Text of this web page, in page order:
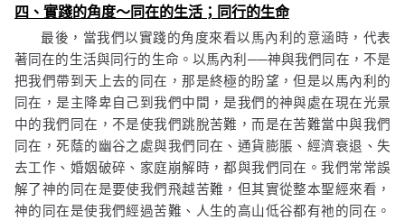
四、實踐的角度～同在的生活；同行的生命
最後，當我們以實踐的角度來看以馬內利的意涵時，代表
著同在的生活與同行的生命。以馬內利 ──神與我們同在，不是
把我們帶到天上去的同在，那是終極的盼望，但是以馬內利的
同在，是主降卑自己到我們中間，是我們的神與處在現在光景
中的我們同在，不是使我們跳脫苦難，而是在苦難當中與我們
同在，死蔭的幽谷之處與我們同在、通貨膨脹、經濟衰退、失
去工作、婚姻破碎、家庭崩解時，都與我們同在。我們常常誤
解了神的同在是要使我們飛越苦難，但其實從整本聖經來看，
神的同在是使我們經過苦難、人生的高山低谷都有祂的同在。